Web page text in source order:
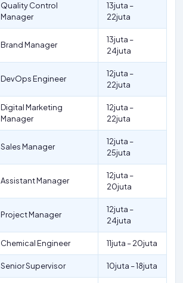
Quality Control
Manager
13juta –
22juta
Brand Manager
13juta –
24juta
DevOps Engineer
12juta –
22juta
Digital Marketing
Manager
12juta –
22juta
Sales Manager
12juta –
25juta
Assistant Manager
12juta –
20juta
Project Manager
12juta –
24juta
Chemical Engineer 11juta – 20juta
Senior Supervisor 10juta – 18juta